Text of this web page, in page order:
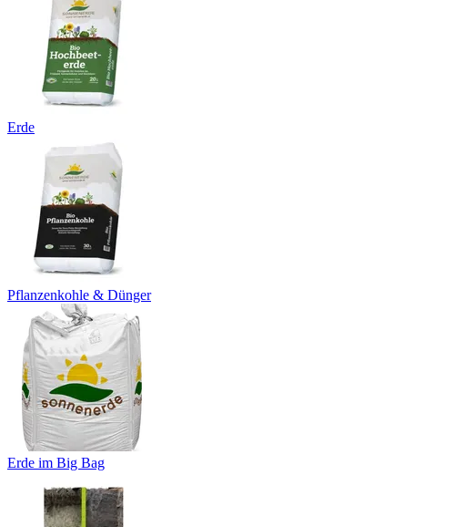
Erde
Pflanzenkohle & Dünger
Erde im Big Bag